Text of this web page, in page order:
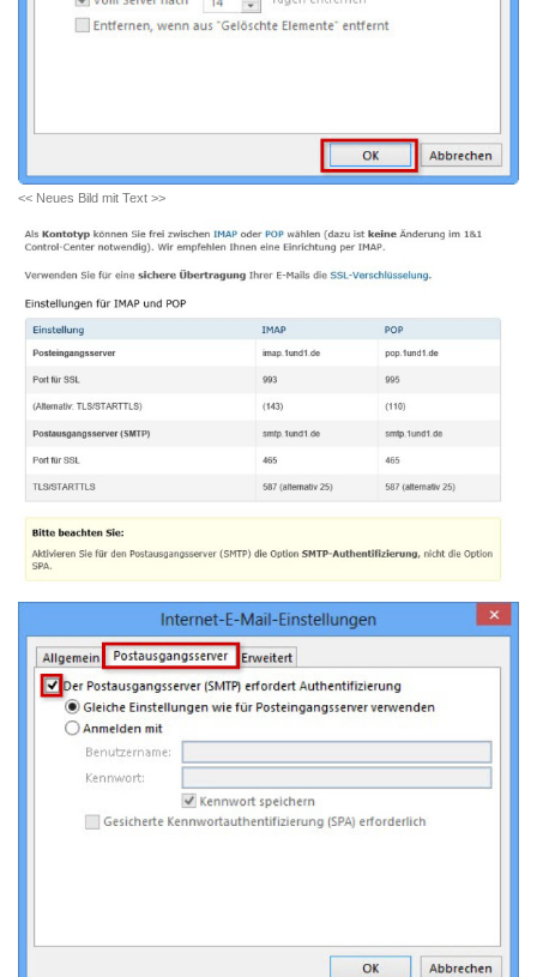
<< Neues Bild mit Text >>